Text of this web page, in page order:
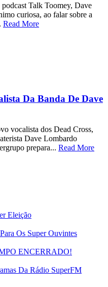
Talk Toomey, Dave
curiosa, ao falar sobre a
Read More
Da Banda De Dave
vocalista dos Dead Cross,
Dave Lombardo
prepara... Read More
Eleição
Os Super Ouvintes
ENCERRADO!
Da Rádio SuperFM